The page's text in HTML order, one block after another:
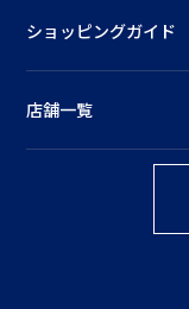
ショッピングガイド
店舗一覧